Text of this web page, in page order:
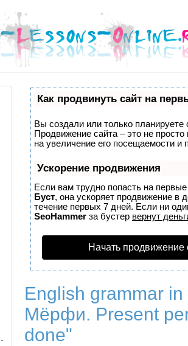
Как продвинуть сайт на
Вы создали или только планируете
Продвижение сайта – это не
на увеличение его посещаемости
Ускорение продвижения
Если вам трудно попасть на
Буст, она ускоряет продвижение в
течение первых 7 дней. Если ни
SeoHammer за бустер вернут
Начать продвижение
English grammar
Мёрфи. Present
done"